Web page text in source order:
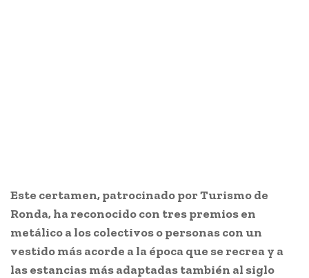
Este certamen, patrocinado por Turismo de
Ronda, ha reconocido con tres premios en
metálico a los colectivos o personas con un
vestido más acorde a la época que se recrea y a
las estancias más adaptadas también al siglo